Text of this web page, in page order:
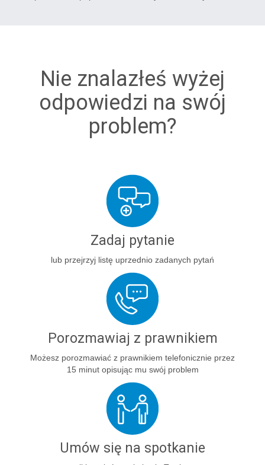
Nie znalazłeś wyżej
odpowiedzi na swój
problem?
Zadaj pytanie
lub przejrzyj listę uprzednio zadanych pytań
Porozmawiaj z prawnikiem
Możesz porozmawiać z prawnikiem telefonicznie przez
15 minut opisując mu swój problem
Umów się na spotkanie